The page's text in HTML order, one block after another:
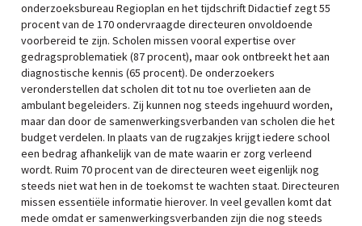
onderzoeksbureau Regioplan en het tijdschrift Didactief zegt 55
procent van de 170 ondervraagde directeuren onvoldoende
voorbereid te zijn. Scholen missen vooral expertise over
gedragsproblematiek (87 procent), maar ook ontbreekt het aan
diagnostische kennis (65 procent). De onderzoekers
veronderstellen dat scholen dit tot nu toe overlieten aan de
ambulant begeleiders. Zij kunnen nog steeds ingehuurd worden,
maar dan door de samenwerkingsverbanden van scholen die het
budget verdelen. In plaats van de rugzakjes krijgt iedere school
een bedrag afhankelijk van de mate waarin er zorg verleend
wordt. Ruim 70 procent van de directeuren weet eigenlijk nog
steeds niet wat hen in de toekomst te wachten staat. Directeuren
missen essentiële informatie hierover. In veel gevallen komt dat
mede omdat er samenwerkingsverbanden zijn die nog steeds